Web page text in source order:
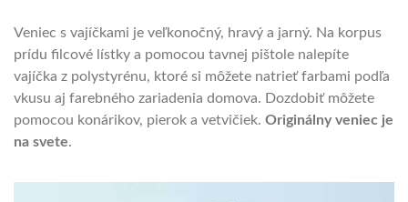
Veniec s vajíčkami je veľkonočný, hravý a jarný. Na korpus
prídu filcové lístky a pomocou tavnej pištole nalepíte
vajíčka z polystyrénu, ktoré si môžete natrieť farbami podľa
vkusu aj farebného zariadenia domova. Dozdobiť môžete
pomocou konárikov, pierok a vetvičiek. Originálny veniec je
na svete.